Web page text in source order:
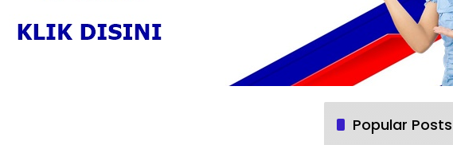
Popular Posts